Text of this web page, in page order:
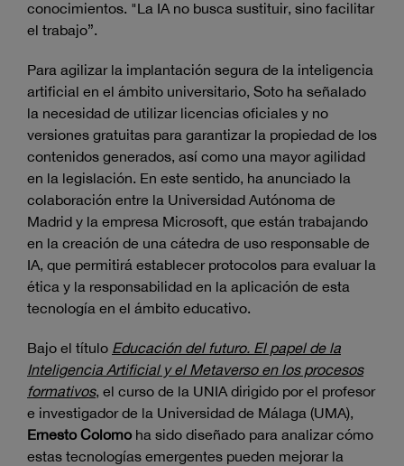
conocimientos. "La IA no busca sustituir, sino facilitar
el trabajo”.
Para agilizar la implantación segura de la inteligencia
artificial en el ámbito universitario, Soto ha señalado
la necesidad de utilizar licencias oficiales y no
versiones gratuitas para garantizar la propiedad de los
contenidos generados, así como una mayor agilidad
en la legislación. En este sentido, ha anunciado la
colaboración entre la Universidad Autónoma de
Madrid y la empresa Microsoft, que están trabajando
en la creación de una cátedra de uso responsable de
IA, que permitirá establecer protocolos para evaluar la
ética y la responsabilidad en la aplicación de esta
tecnología en el ámbito educativo.
Bajo el título Educación del futuro. El papel de la
Inteligencia Artificial y el Metaverso en los procesos
formativos, el curso de la UNIA dirigido por el profesor
e investigador de la Universidad de Málaga (UMA),
Ernesto Colomoha sido diseñado para analizar cómo
estas tecnologías emergentes pueden mejorar la